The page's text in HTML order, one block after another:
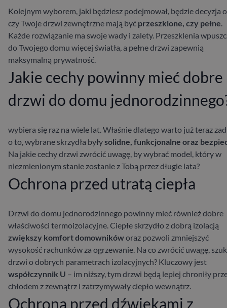
Kolejnym wyborem, jaki będziesz podejmował, będzie decyzja
czy Twoje drzwi zewnętrzne mają być przeszklone, czy pełne.
Każde rozwiązanie ma swoje wady i zalety. Przeszklenia
do Twojego domu więcej światła, a pełne drzwi zapewnią
maksymalną prywatność.
Jakie cechy powinny mieć dobre
drzwi do domu
wybiera się raz na wiele lat. Właśnie dlatego warto już teraz
o to, wybrane skrzydła byłysolidne, funkcjonalne oraz
Na jakie cechy drzwi zwrócić uwagę, by wybrać model, który w
niezmienionym stanie zostanie z Tobą przez długie lata?
Ochrona przed utratą ciepła
Drzwi do domu jednorodzinnego powinny mieć również dobre
właściwości termoizolacyjne. Ciepłe skrzydło z dobrą izolacją
zwiększy komfort domownikóworaz pozwoli zmniejszyć
wysokość rachunków za ogrzewanie. Na co zwrócić uwagę,
drzwi o dobrych parametrach izolacyjnych? Kluczowy jest
współczynnik U – im niższy, tym drzwi będą lepiej chroniły
chłodem z zewnątrz i zatrzymywały ciepło wewnątrz.
Ochrona przed dźwiękami z